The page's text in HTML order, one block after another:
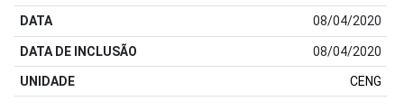
08/04/2020
08/04/2020
CENG